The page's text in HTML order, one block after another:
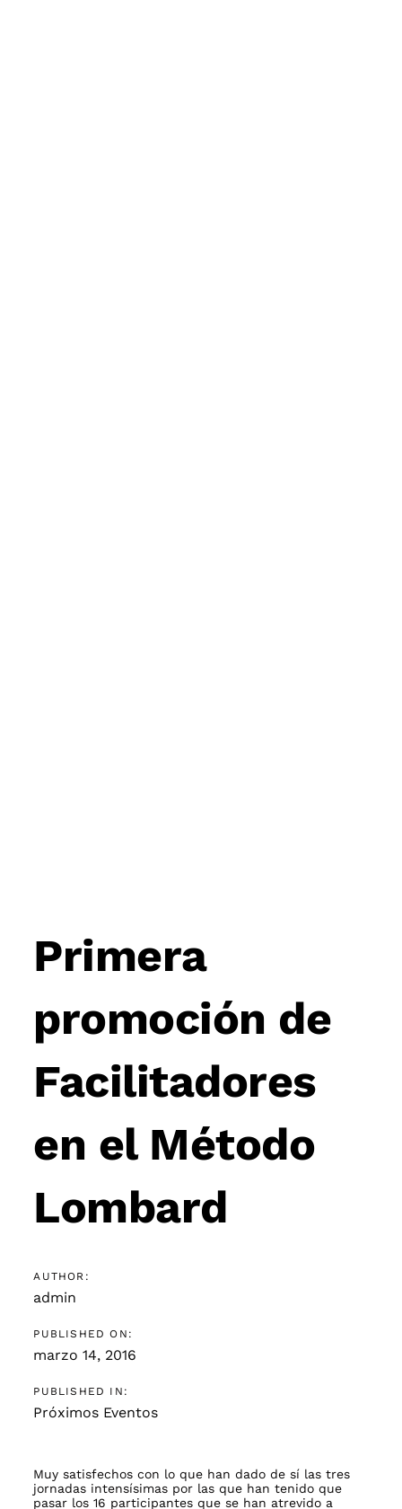
Primera
promoción de
Facilitadores
en el Método
Lombard
AUTHOR:
admin
PUBLISHED ON:
marzo 14, 2016
PUBLISHED IN:
Próximos Eventos
Muy satisfechos con lo que han dado de sí las tres
jornadas intensísimas por las que han tenido que
pasar los 16 participantes que se han atrevido a
navigation